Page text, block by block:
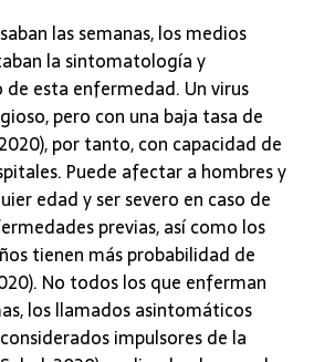
las semanas, los medios
la sintomatología y
esta enfermedad. Un virus
pero con una baja tasa de
por tanto, con capacidad de
Puede afectar a hombres y
edad y ser severo en caso de
previas, así como los
tienen más probabilidad de
No todos los que enferman
los llamados asintomáticos
impulsores de la